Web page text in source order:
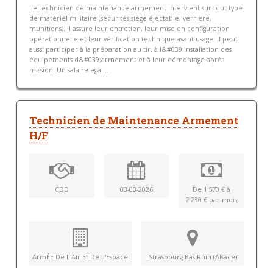
Le technicien de maintenance armement intervient sur tout type
de matériel militaire (sécurités siège éjectable, verrière,
munitions). Il assure leur entretien, leur mise en configuration
opérationnelle et leur vérification technique avant usage. Il peut
aussi participer à la préparation au tir, à l&#039;installation des
équipements d&#039;armement et à leur démontage après
mission. Un salaire égal...
Technicien de Maintenance Armement
H/F
CDD 03-03-2026
De 1 570 € à
2 230 € par mois
ArmÉE De L'Air Et De L'Espace Strasbourg Bas-Rhin (Alsace)